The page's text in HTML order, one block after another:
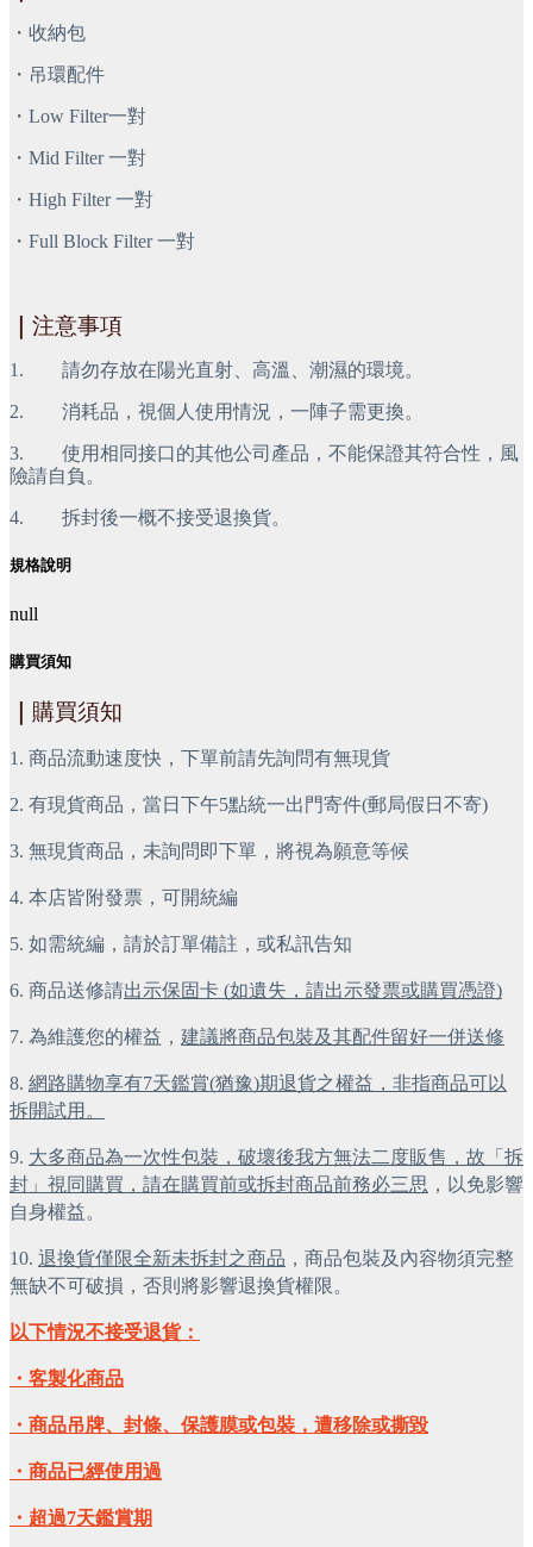
・收納包
・吊環配件
・Low Filter一對
・Mid Filter 一對
・High Filter 一對
・Full Block Filter 一對
注意事項
1.        請勿存放在陽光直射、高溫、潮濕的環境。
2.        消耗品，視個人使用情況，一陣子需更換。
3.        使用相同接口的其他公司產品，不能保證其符合性，風
險請自負。
4.        拆封後一概不接受退換貨。
規格說明
null
購買須知
購買須知
1. 商品流動速度快，下單前請先詢問有無現貨
2. 有現貨商品，當日下午5點統一出門寄件(郵局假日不寄)
3. 無現貨商品，未詢問即下單，將視為願意等候
4. 本店皆附發票，可開統編
5. 如需統編，請於訂單備註，或私訊告知
6. 商品送修請出示保固卡 (如遺失，請出示發票或購買憑證)
7. 為維護您的權益， 建議將商品包裝及其配件留好一併送修
8. 網路購物享有7天鑑賞(猶豫)期退貨之權益，非指商品可以
拆開試用。
9. 大多商品為一次性包裝，破壞後我方無法二度販售，故「拆
封」視同購買，請在購買前或拆封商品前務必三思 ，以免影響
自身權益。
10. 退換貨僅限全新未拆封之商品 ，商品包裝及內容物須完整
無缺不可破損，否則將影響退換貨權限。
以下情況不接受退貨：
・客製化商品
・商品吊牌、封條、保護膜或包裝，遭移除或撕毀
・商品已經使用過
・超過7天鑑賞期